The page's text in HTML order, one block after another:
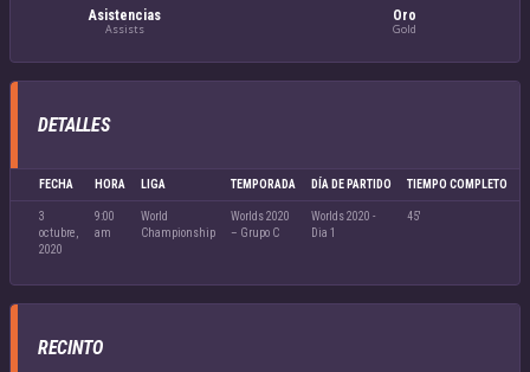
Asistencias
Assists
Oro
Gold
DETALLES
FECHA HORA LIGA TEMPORADA DÍA DE PARTIDO TIEMPO COMPLETO
3
octubre,
2020
9:00
am
World
Championship
Worlds 2020
– Grupo C
Worlds 2020 -
Dia 1
45'
RECINTO